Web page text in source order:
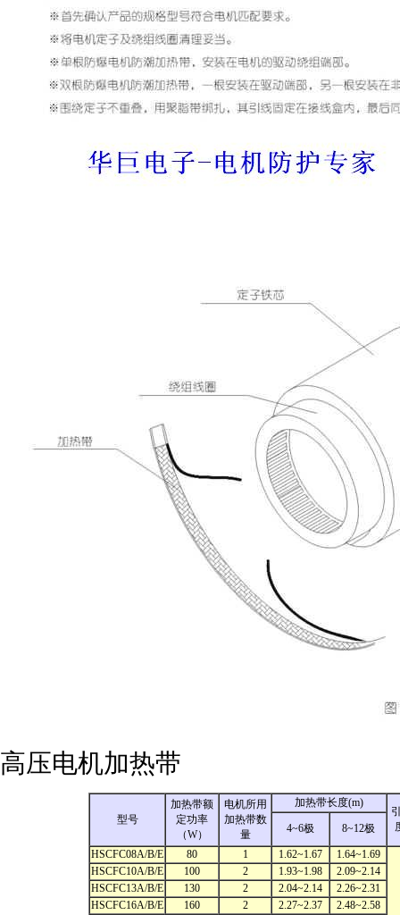
高压电机加热带
型号
加热带额
定功率
（W）
电机所用
加热带数
量
加热带长度(m)
4~6极 8~12极
HSCFC08A/B/E 80 1 1.62~1.67 1.64~1.69
HSCFC10A/B/E 100 2 1.93~1.98
2.09~2.14
HSCFC13A/B/E
130 2 2.04~2.14
2.26~2.31
HSCFC16A/B/E
160 2 2.27~2.37
2.48~2.58